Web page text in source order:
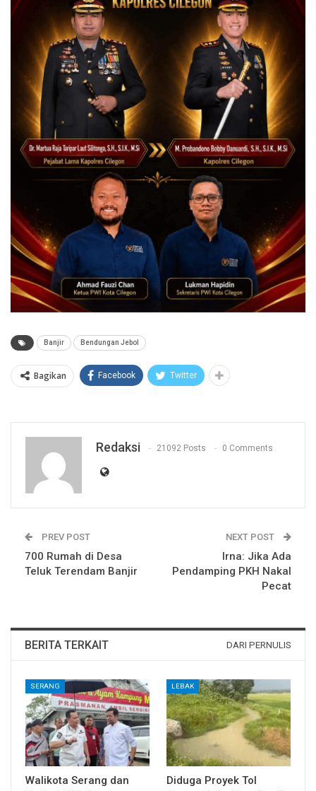
Banjir Bendungan Jebol
Bagikan Facebook Twitter
Redaksi 21092 Posts 0 Comments
PREV POST
700 Rumah di Desa
Teluk Terendam Banjir
NEXT POST
Irna: Jika Ada
Pendamping PKH Nakal
Pecat
BERITA TERKAIT DARI PERNULIS
SERANG
Walikota Serang dan
LEBAK
Diduga Proyek Tol